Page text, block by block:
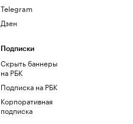
Telegram
Дзен
Подписки
Скрыть баннеры
на РБК
Подписка на РБК
Корпоративная
подписка